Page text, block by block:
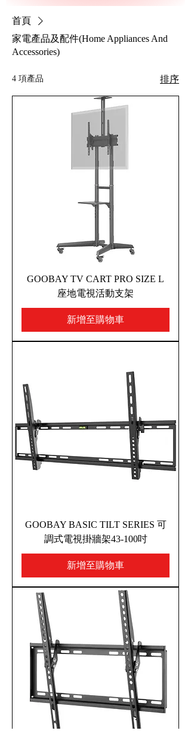
首頁
家電產品及配件(Home Appliances And
Accessories)
4 項產品 排序
GOOBAY TV CART PRO SIZE L
座地電視活動支架
新增至購物車
GOOBAY BASIC TILT SERIES 可
調式電視掛牆架43-100吋
新增至購物車